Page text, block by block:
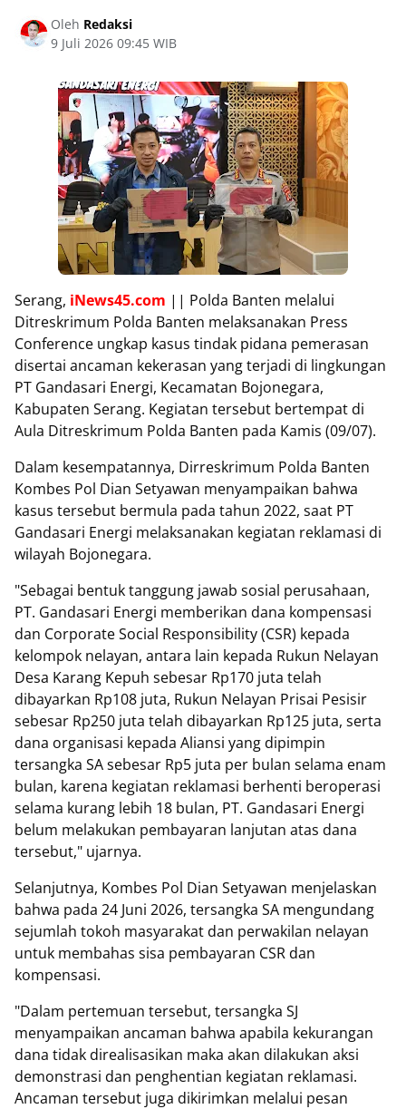
Oleh Redaksi
9 Juli 2026 09:45 WIB
Serang, iNews45.com || Polda Banten melalui
Ditreskrimum Polda Banten melaksanakan Press
Conference ungkap kasus tindak pidana pemerasan
disertai ancaman kekerasan yang terjadi di lingkungan
PT Gandasari Energi, Kecamatan Bojonegara,
Kabupaten Serang. Kegiatan tersebut bertempat di
Aula Ditreskrimum Polda Banten pada Kamis (09/07).
Dalam kesempatannya, Dirreskrimum Polda Banten
Kombes Pol Dian Setyawan menyampaikan bahwa
kasus tersebut bermula pada tahun 2022, saat PT
Gandasari Energi melaksanakan kegiatan reklamasi di
wilayah Bojonegara.
"Sebagai bentuk tanggung jawab sosial perusahaan,
PT. Gandasari Energi memberikan dana kompensasi
dan Corporate Social Responsibility (CSR) kepada
kelompok nelayan, antara lain kepada Rukun Nelayan
Desa Karang Kepuh sebesar Rp170 juta telah
dibayarkan Rp108 juta, Rukun Nelayan Prisai Pesisir
sebesar Rp250 juta telah dibayarkan Rp125 juta, serta
dana organisasi kepada Aliansi yang dipimpin
tersangka SA sebesar Rp5 juta per bulan selama enam
bulan, karena kegiatan reklamasi berhenti beroperasi
selama kurang lebih 18 bulan, PT. Gandasari Energi
belum melakukan pembayaran lanjutan atas dana
tersebut," ujarnya.
Selanjutnya, Kombes Pol Dian Setyawan menjelaskan
bahwa pada 24 Juni 2026, tersangka SA mengundang
sejumlah tokoh masyarakat dan perwakilan nelayan
untuk membahas sisa pembayaran CSR dan
kompensasi.
"Dalam pertemuan tersebut, tersangka SJ
menyampaikan ancaman bahwa apabila kekurangan
dana tidak direalisasikan maka akan dilakukan aksi
demonstrasi dan penghentian kegiatan reklamasi.
Ancaman tersebut juga dikirimkan melalui pesan